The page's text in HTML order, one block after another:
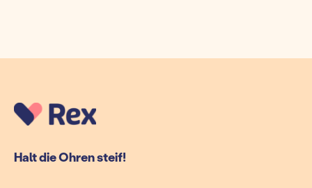
Halt die Ohren steif!